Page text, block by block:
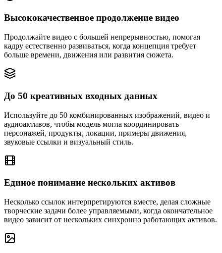
Высококачественное продолжение видео
Продолжайте видео с большей непрерывностью, помогая
кадру естественно развиваться, когда концепция требует
больше времени, движения или развития сюжета.
До 50 креативных входных данных
Используйте до 50 комбинированных изображений, видео и
аудиоактивов, чтобы модель могла координировать
персонажей, продукты, локации, примеры движения,
звуковые ссылки и визуальный стиль.
Единое понимание нескольких активов
Несколько ссылок интерпретируются вместе, делая сложные
творческие задачи более управляемыми, когда окончательное
видео зависит от нескольких синхронно работающих активов.